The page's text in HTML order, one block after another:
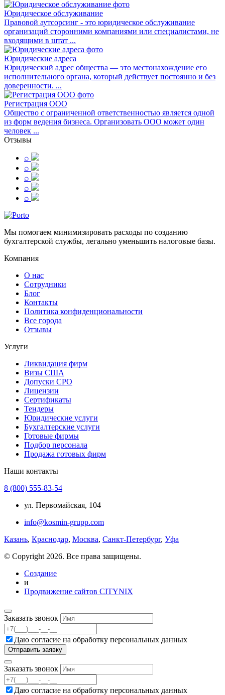
Юридическое обслуживание
Правовой аутсорсинг - это юридическое обслуживание
организаций сторонними компаниями или специалистами, не
входящими в штат ...
Юридические адреса
Юридический адрес общества — это местонахождение его
исполнительного органа, который действует постоянно и без
доверенности. ...
Регистрация ООО
Общество с ограниченной ответственностью является одной
из форм ведения бизнеса. Организовать ООО может один
человек ...
Отзывы
⌕
⌕
⌕
⌕
⌕
Мы помогаем минимизировать расходы по созданию
бухгалтерской службы, легально уменьшить налоговые базы.
Компания
О нас
Сотрудники
Блог
Контакты
Политика конфиденциональности
Все города
Отзывы
Услуги
Ликвидация фирм
Визы США
Допуски СРО
Лицензии
Сертификаты
Тендеры
Юридические услуги
Бухгалтерские услуги
Готовые фирмы
Подбор персонала
Продажа готовых фирм
Наши контакты
8 (800) 555-83-54
ул. Первомайская, 104
info@kosmin-grupp.com
Казань, Краснодар, Москва, Санкт-Петербург, Уфа
© Copyright 2026. Все права защищены.
Создание
и
Продвижение сайтов CITYNIX
Заказать звонок
Даю согласие на обработку персональных данных
Заказать звонок
Даю согласие на обработку персональных данных